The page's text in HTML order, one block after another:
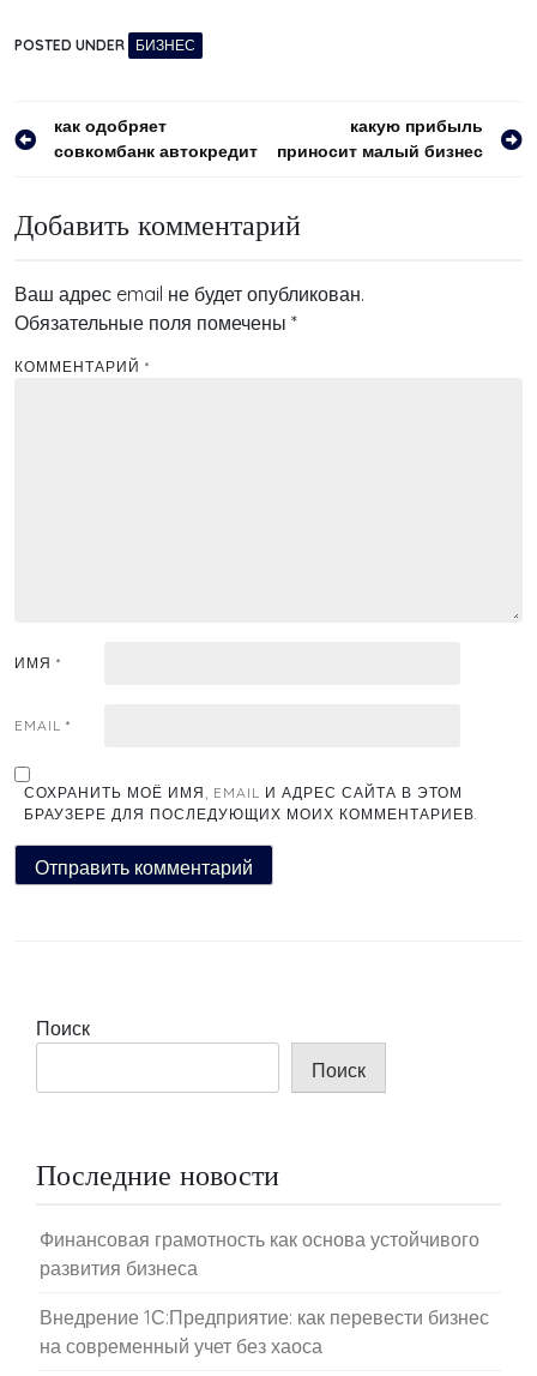
POSTED UNDER БИЗНЕС
Навигация
как одобряет
совкомбанк автокредит
какую прибыль
приносит малый бизнес
Добавить комментарий
Ваш адрес email не будет опубликован.
Обязательные поля помечены *
КОММЕНТАРИЙ *
ИМЯ *
EMAIL *
СОХРАНИТЬ МОЁ ИМЯ, EMAIL И АДРЕС САЙТА В ЭТОМ
БРАУЗЕРЕ ДЛЯ ПОСЛЕДУЮЩИХ МОИХ КОММЕНТАРИЕВ.
Поиск
Поиск
Последние новости
Финансовая грамотность как основа устойчивого
развития бизнеса
Внедрение 1С:Предприятие: как перевести бизнес
на современный учет без хаоса